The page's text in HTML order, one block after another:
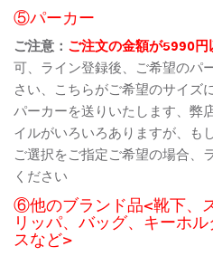
⑤パーカー
ご注意： ご注文の金額が5990円
可、ライン登録後、ご希望のパ
さい、こちらがご希望のサイズ
パーカーを送りいたします、弊
イルがいろいろありますが、も
ご選択をご指定ご希望の場合、
ください
⑥他のブランド品<靴下、
リッパ、バッグ、キーホ
スなど>